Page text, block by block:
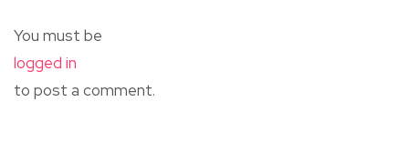
You must be
logged in
to post a comment.